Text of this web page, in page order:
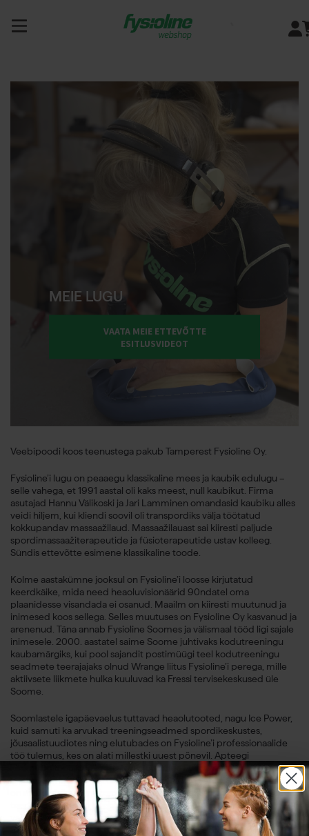
sisältöön
MEIE LUGU
VAATA MEIE ETTEVÕTTE
ESITLUSVIDEOT
Veebipoodi koos teenustega pakub Tamperest Fysioline Oy.
Fysioline’i lugu on peaaegu klassikaline mees ja kaubik edulugu –
selle vahega, et 1991 aastal oli kaks meest, null kaubikut. Firma
asutajad Hannu Välikoski ja Jari Lamminen omandasid kaubiku alles
veidi hiljem, kui kliendi soovil oli transpordiks välja töötatud
kokkupandav massaažilaud. Massaažilauast sai kiiresti paljude
spordimassaažiterapeutide ja füsioterapeutide ustav kolleeg.
Sündis ettevõtte esimene klassikaline toode.
Kolme aastakümne jooksul on Fysioline’i loosse kirjutatud
keerdkäike, mida need heaoluvisionäärid 90ndatel oma
plaanidesse visandada ei osanud. Maailm on kiiresti muutunud ja
inimesed koos sellega. Selles muutuses on Fysioline Oy kasvanud ja
arenenud. Täna annab Fysioline Soomes ja välismaal tööd ligi sajale
inimesele. 2000. aastatel saime Soome juhtivaks kodutreeningu
kaubamärgiks, kui pool sajandit postimüügi teel kodutreeningu
seadmete teerajajaks olnud Wrange liitus Fysioline’i perega, mille
aktiivsete liikmete hulka kuuluvad ka Fressi tervisekeskused üle
Soome.
Soomlastele igapäevaelus tuttavad heaolutooted, nagu Ice Power,
kuid samuti ka arvukad treeningseadmed spordikeskustes,
jõusaalistuudiotes ning elutubades on Fysioline’i professionaalide
töö tulemus, kes on alati millestki uuest põnevil. Apteegi
käsimüügitooted valmistatakse Soomes Fysioline’i enda tehases,
kuid seadmete poolel tegutseme sageli maaletoojana. Selles töös
on meile abiks kompromissitu lähenemine kvaliteedile ja põhjalikud
teadmised Soome heaoluvaldkonnast. Teame, mida kliendid
vajavad nii liikumise kui taastusravi osas, ega jäta neid üksi.
Seadmete kasutamise koolitus ja hooldus on alati osa tervikust.